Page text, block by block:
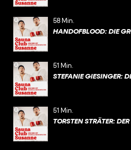
58 Min.
HANDOFBLOOD: DIE
51 Min.
STEFANIE GIESINGER:
51 Min.
TORSTEN STRÄTER: